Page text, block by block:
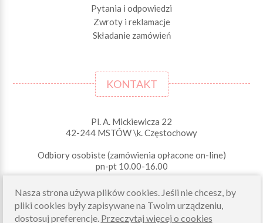
Pytania i odpowiedzi
Zwroty i reklamacje
Składanie zamówień
KONTAKT
Pl. A. Mickiewicza 22
42-244 MSTÓW \k. Częstochowy
Odbiory osobiste (zamówienia opłacone on-line)
pn-pt 10.00-16.00
+48 34 506 50 60
+48 34 506 50 70
Nasza strona używa plików cookies. Jeśli nie chcesz, by
pliki cookies były zapisywane na Twoim urządzeniu,
dostosuj preferencje. Przeczytaj więcej o cookies